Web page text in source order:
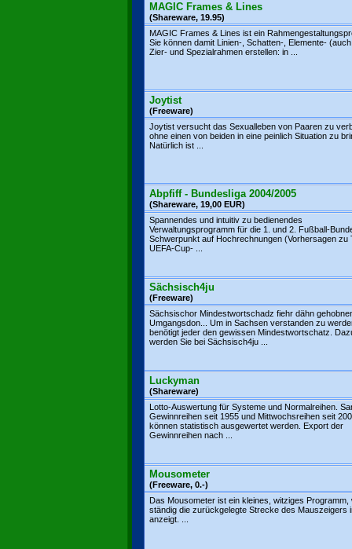
MAGIC Frames & Lines
(Shareware, 19.95)
MAGIC Frames & Lines ist ein
Sie können damit Linien-, Schatten-, Elemente-
Zier- und Spezialrahmen erstellen: in ...
Joytist
(Freeware)
Joytist versucht das Sexualleben von Paaren zu
ohne einen von beiden in eine peinlich Situation zu
Natürlich ist ...
Abpfiff - Bundesliga 2004/2005
(Shareware, 19,00 EUR)
Spannendes und intuitiv zu bedienendes
Verwaltungsprogramm für die 1. und 2. Fußball-
Schwerpunkt auf Hochrechnungen (Vorhersagen zu
UEFA-Cup- ...
Sächsisch4ju
(Freeware)
Sächsischor Mindestwortschadz fiehr dähn
Umgangsdon... Um in Sachsen verstanden zu
benötigt jeder den gewissen Mindestwortschatz.
werden Sie bei Sächsisch4ju ...
Luckyman
(Shareware)
Lotto-Auswertung für Systeme und Normalreihen.
Gewinnreihen seit 1955 und Mittwochsreihen seit
können statistisch ausgewertet werden. Export der
Gewinnreihen nach ...
Mousometer
(Freeware, 0.-)
Das Mousometer ist ein kleines, witziges Programm,
ständig die zurückgelegte Strecke des Mauszeigers
anzeigt. ...